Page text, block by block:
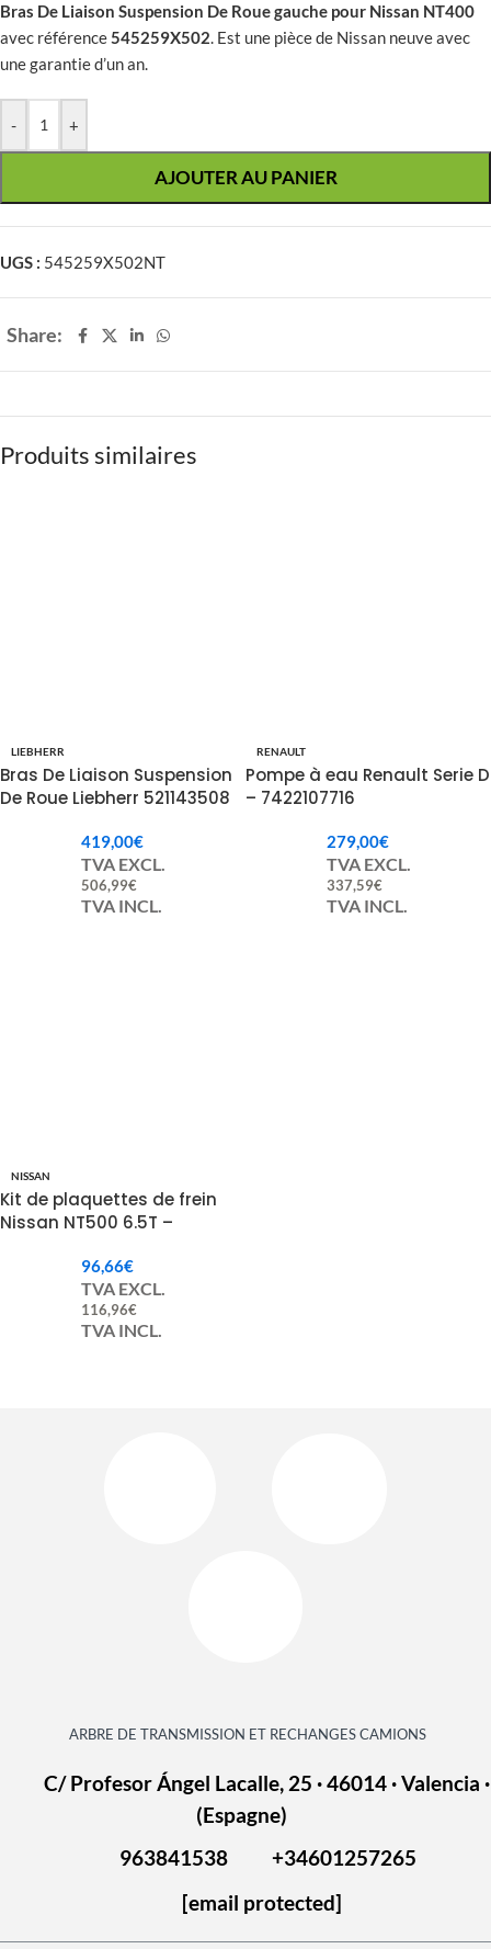
Bras De Liaison Suspension De Roue gauche pour Nissan NT400
avec référence545259X502. Est une pièce de Nissan neuve avec
une garantie d’un an.
- +
AJOUTER AU PANIER
UGS : 545259X502NT
Share:
Produits similaires
LIEBHERR
Bras De Liaison Suspension
De Roue Liebherr 521143508
419,00€
TVA EXCL.
506,99€
TVA INCL.
RENAULT
Pompe à eau Renault Serie D
– 7422107716
279,00€
TVA EXCL.
337,59€
TVA INCL.
NISSAN
Kit de plaquettes de frein
Nissan NT500 6.5T –
96,66€
TVA EXCL.
116,96€
TVA INCL.
ARBRE DE TRANSMISSION ET RECHANGES CAMIONS
C/ Profesor Ángel Lacalle, 25 · 46014 · Valencia ·
(Espagne)
963841538
+34601257265
[email protected]